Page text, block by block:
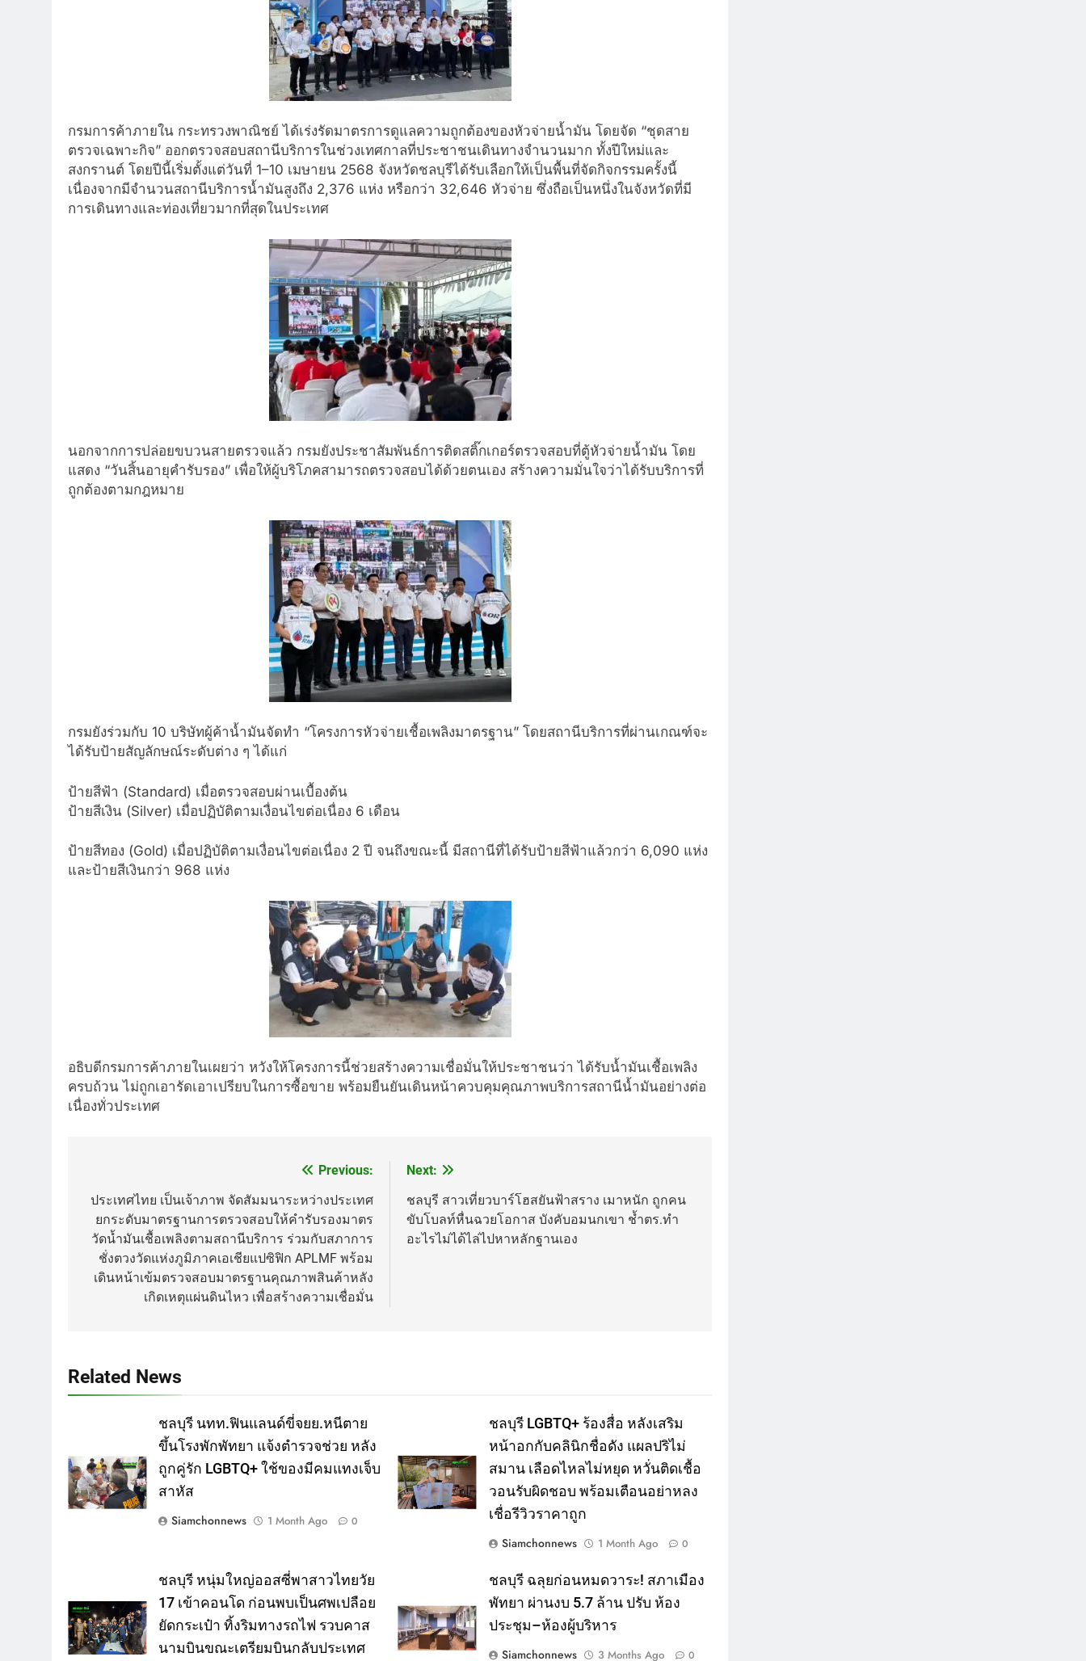
กรมการค้าภายใน กระทรวงพาณิชย์ ได้เร่งรัดมาตรการดูแลความถูกต้องของหัวจ่ายน้ำมัน โดยจัด “ชุดสาย
ตรวจเฉพาะกิจ” ออกตรวจสอบสถานีบริการในช่วงเทศกาลที่ประชาชนเดินทางจำนวนมาก ทั้งปีใหม่และ
สงกรานต์ โดยปีนี้เริ่มตั้งแต่วันที่ 1–10 เมษายน 2568 จังหวัดชลบุรีได้รับเลือกให้เป็นพื้นที่จัดกิจกรรมครั้งนี้
เนื่องจากมีจำนวนสถานีบริการน้ำมันสูงถึง 2,376 แห่ง หรือกว่า 32,646 หัวจ่าย ซึ่งถือเป็นหนึ่งในจังหวัดที่มี
การเดินทางและท่องเที่ยวมากที่สุดในประเทศ
นอกจากการปล่อยขบวนสายตรวจแล้ว กรมยังประชาสัมพันธ์การติดสติ๊กเกอร์ตรวจสอบที่ตู้หัวจ่ายน้ำมัน โดย
แสดง “วันสิ้นอายุคำรับรอง” เพื่อให้ผู้บริโภคสามารถตรวจสอบได้ด้วยตนเอง สร้างความมั่นใจว่าได้รับบริการที่
ถูกต้องตามกฎหมาย
กรมยังร่วมกับ 10 บริษัทผู้ค้าน้ำมันจัดทำ “โครงการหัวจ่ายเชื้อเพลิงมาตรฐาน” โดยสถานีบริการที่ผ่านเกณฑ์จะ
ได้รับป้ายสัญลักษณ์ระดับต่าง ๆ ได้แก่
ป้ายสีฟ้า (Standard) เมื่อตรวจสอบผ่านเบื้องต้น
ป้ายสีเงิน (Silver) เมื่อปฏิบัติตามเงื่อนไขต่อเนื่อง 6 เดือน
ป้ายสีทอง (Gold) เมื่อปฏิบัติตามเงื่อนไขต่อเนื่อง 2 ปี จนถึงขณะนี้ มีสถานีที่ได้รับป้ายสีฟ้าแล้วกว่า 6,090 แห่ง
และป้ายสีเงินกว่า 968 แห่ง
อธิบดีกรมการค้าภายในเผยว่า หวังให้โครงการนี้ช่วยสร้างความเชื่อมั่นให้ประชาชนว่า ได้รับน้ำมันเชื้อเพลิง
ครบถ้วน ไม่ถูกเอารัดเอาเปรียบในการซื้อขาย พร้อมยืนยันเดินหน้าควบคุมคุณภาพบริการสถานีน้ำมันอย่างต่อ
เนื่องทั่วประเทศ
navigation
Previous:
ประเทศไทย เป็นเจ้าภาพ จัดสัมมนาระหว่างประเทศ
ยกระดับมาตรฐานการตรวจสอบให้คำรับรองมาตร
วัดน้ำมันเชื้อเพลิงตามสถานีบริการ ร่วมกับสภาการ
ชั่งตวงวัดแห่งภูมิภาคเอเชียแปซิฟิก APLMF พร้อม
เดินหน้าเข้มตรวจสอบมาตรฐานคุณภาพสินค้าหลัง
เกิดเหตุแผ่นดินไหว เพื่อสร้างความเชื่อมั่น
Next:
ชลบุรี สาวเที่ยวบาร์โฮสยันฟ้าสราง เมาหนัก ถูกคน
ขับโบลท์หื่นฉวยโอกาส บังคับอมนกเขา ช้ำตร.ทำ
อะไรไม่ได้ไล่ไปหาหลักฐานเอง
Related News
ชลบุรี นทท.ฟินแลนด์ขี่จยย.หนีตาย
ขึ้นโรงพักพัทยา แจ้งตำรวจช่วย หลัง
ถูกคู่รัก LGBTQ+ ใช้ของมีคมแทงเจ็บ
สาหัส
Siamchonnews
1 Month Ago 0
ชลบุรี LGBTQ+ ร้องสื่อ หลังเสริม
หน้าอกกับคลินิกชื่อดัง แผลปริไม่
สมาน เลือดไหลไม่หยุด หวั่นติดเชื้อ
วอนรับผิดชอบ พร้อมเตือนอย่าหลง
เชื่อรีวิวราคาถูก
Siamchonnews
1 Month Ago 0
ชลบุรี หนุ่มใหญ่ออสซี่พาสาวไทยวัย
17 เข้าคอนโด ก่อนพบเป็นศพเปลือย
ยัดกระเป๋า ทิ้งริมทางรถไฟ รวบคาส
นามบินขณะเตรียมบินกลับประเทศ
ชลบุรี ฉลุยก่อนหมดวาระ! สภาเมือง
พัทยา ผ่านงบ 5.7 ล้าน ปรับ ห้อง
ประชุม–ห้องผู้บริหาร
Siamchonnews
3 Months Ago 0